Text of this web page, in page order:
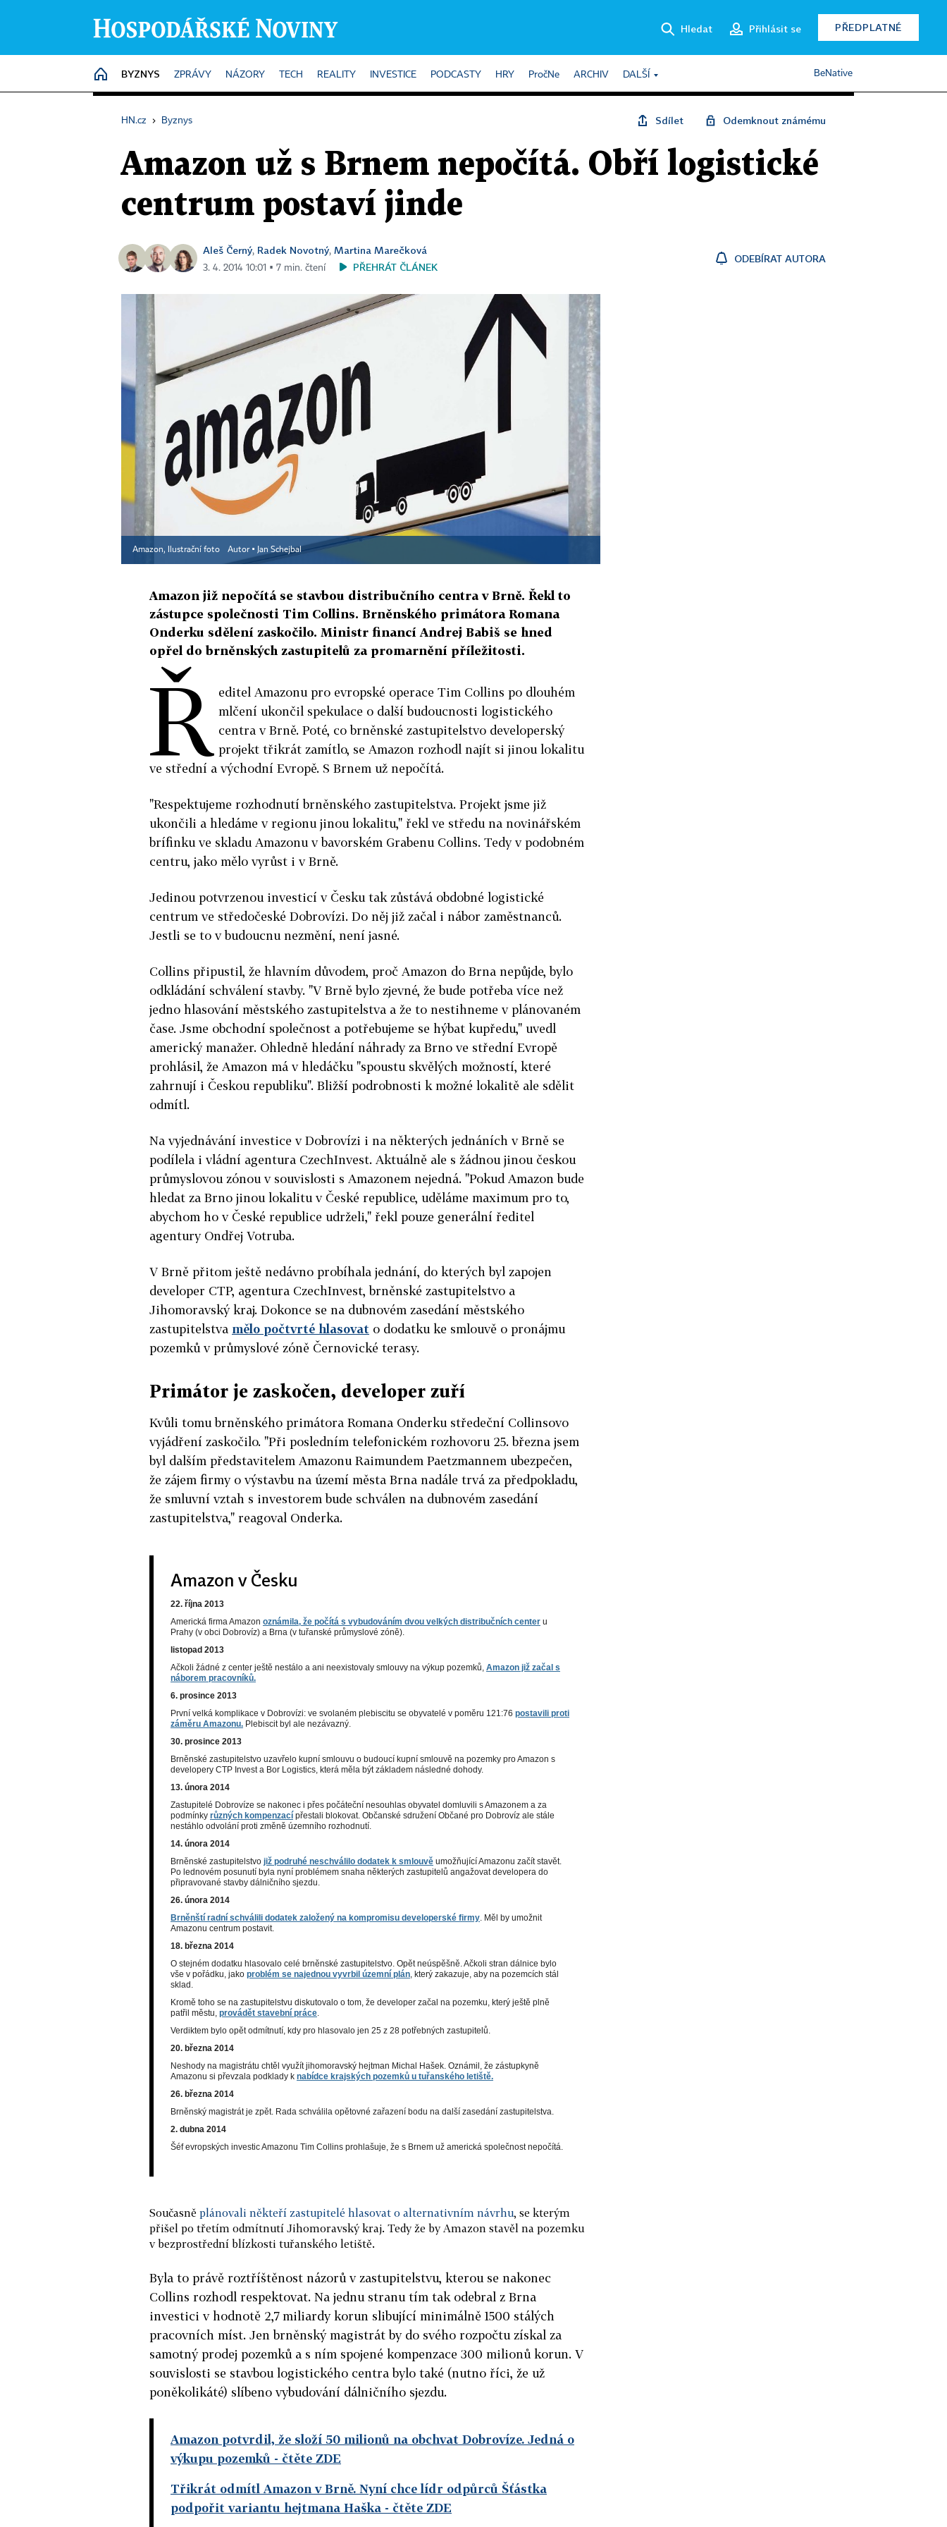
Hledat Přihlásit se PŘEDPLATNÉ
HOME
BYZNYS ZPRÁVY NÁZORY TECH REALITY INVESTICE PODCASTY HRY PročNe ARCHIV DALŠÍ BeNative
HN.cz › Byznys Sdílet Odemknout známému
Amazon už s Brnem nepočítá. Obří logistické
centrum postaví jinde
Aleš Černý, Radek Novotný, Martina Marečková
3. 4. 2014 10:01 ▪ 7 min. čtení PŘEHRÁT ČLÁNEK
ODEBÍRAT AUTORA
Amazon, Ilustrační foto Autor ▪ Jan Schejbal
Amazon již nepočítá se stavbou distribučního centra v Brně. Řekl to
zástupce společnosti Tim Collins. Brněnského primátora Romana
Onderku sdělení zaskočilo. Ministr financí Andrej Babiš se hned
opřel do brněnských zastupitelů za promarnění příležitosti.
Ř editel Amazonu pro evropské operace Tim Collins po dlouhém
mlčení ukončil spekulace o další budoucnosti logistického
centra v Brně. Poté, co brněnské zastupitelstvo developerský
projekt třikrát zamítlo, se Amazon rozhodl najít si jinou lokalitu
ve střední a východní Evropě. S Brnem už nepočítá.
"Respektujeme rozhodnutí brněnského zastupitelstva. Projekt jsme již
ukončili a hledáme v regionu jinou lokalitu," řekl ve středu na novinářském
brífinku ve skladu Amazonu v bavorském Grabenu Collins. Tedy v podobném
centru, jako mělo vyrůst i v Brně.
Jedinou potvrzenou investicí v Česku tak zůstává obdobné logistické
centrum ve středočeské Dobrovízi. Do něj již začal i nábor zaměstnanců.
Jestli se to v budoucnu nezmění, není jasné.
Collins připustil, že hlavním důvodem, proč Amazon do Brna nepůjde, bylo
odkládání schválení stavby. "V Brně bylo zjevné, že bude potřeba více než
jedno hlasování městského zastupitelstva a že to nestihneme v plánovaném
čase. Jsme obchodní společnost a potřebujeme se hýbat kupředu," uvedl
americký manažer. Ohledně hledání náhrady za Brno ve střední Evropě
prohlásil, že Amazon má v hledáčku "spoustu skvělých možností, které
zahrnují i Českou republiku". Bližší podrobnosti k možné lokalitě ale sdělit
odmítl.
Na vyjednávání investice v Dobrovízi i na některých jednáních v Brně se
podílela i vládní agentura CzechInvest. Aktuálně ale s žádnou jinou českou
průmyslovou zónou v souvislosti s Amazonem nejedná. "Pokud Amazon bude
hledat za Brno jinou lokalitu v České republice, uděláme maximum pro to,
abychom ho v České republice udrželi," řekl pouze generální ředitel
agentury Ondřej Votruba.
V Brně přitom ještě nedávno probíhala jednání, do kterých byl zapojen
developer CTP, agentura CzechInvest, brněnské zastupitelstvo a
Jihomoravský kraj. Dokonce se na dubnovém zasedání městského
zastupitelstva mělo počtvrté hlasovat o dodatku ke smlouvě o pronájmu
pozemků v průmyslové zóně Černovické terasy.
Primátor je zaskočen, developer zuří
Kvůli tomu brněnského primátora Romana Onderku středeční Collinsovo
vyjádření zaskočilo. "Při posledním telefonickém rozhovoru 25. března jsem
byl dalším představitelem Amazonu Raimundem Paetzmannem ubezpečen,
že zájem firmy o výstavbu na území města Brna nadále trvá za předpokladu,
že smluvní vztah s investorem bude schválen na dubnovém zasedání
zastupitelstva," reagoval Onderka.
Amazon v Česku
22. října 2013
Americká firma Amazon oznámila, že počítá s vybudováním dvou velkých distribučních center u
Prahy (v obci Dobrovíz) a Brna (v tuřanské průmyslové zóně).
listopad 2013
Ačkoli žádné z center ještě nestálo a ani neexistovaly smlouvy na výkup pozemků, Amazon již začal s
náborem pracovníků.
6. prosince 2013
První velká komplikace v Dobrovízi: ve svolaném plebiscitu se obyvatelé v poměru 121:76 postavili proti
záměru Amazonu. Plebiscit byl ale nezávazný.
30. prosince 2013
Brněnské zastupitelstvo uzavřelo kupní smlouvu o budoucí kupní smlouvě na pozemky pro Amazon s
developery CTP Invest a Bor Logistics, která měla být základem následné dohody.
13. února 2014
Zastupitelé Dobrovíze se nakonec i přes počáteční nesouhlas obyvatel domluvili s Amazonem a za
podmínky různých kompenzací přestali blokovat. Občanské sdružení Občané pro Dobrovíz ale stále
nestáhlo odvolání proti změně územního rozhodnutí.
14. února 2014
Brněnské zastupitelstvo již podruhé neschválilo dodatek k smlouvě umožňující Amazonu začít stavět.
Po lednovém posunutí byla nyní problémem snaha některých zastupitelů angažovat developera do
připravované stavby dálničního sjezdu.
26. února 2014
Brněnští radní schválili dodatek založený na kompromisu developerské firmy . Měl by umožnit
Amazonu centrum postavit.
18. března 2014
O stejném dodatku hlasovalo celé brněnské zastupitelstvo. Opět neúspěšně. Ačkoli stran dálnice bylo
vše v pořádku, jako problém se najednou vyvrbil územní plán , který zakazuje, aby na pozemcích stál
sklad.
Kromě toho se na zastupitelstvu diskutovalo o tom, že developer začal na pozemku, který ještě plně
patřil městu, provádět stavební práce
Verdiktem bylo opět odmítnutí, kdy pro hlasovalo jen 25 z 28 potřebných zastupitelů.
20. března 2014
Neshody na magistrátu chtěl využít jihomoravský hejtman Michal Hašek. Oznámil, že zástupkyně
Amazonu si převzala podklady k nabídce krajských pozemků u tuřanského letiště.
26. března 2014
Brněnský magistrát je zpět. Rada schválila opětovné zařazení bodu na další zasedání zastupitelstva.
2. dubna 2014
Šéf evropských investic Amazonu Tim Collins prohlašuje, že s Brnem už americká společnost nepočítá.
Současně plánovali někteří zastupitelé hlasovat o alternativním návrhu , se kterým
přišel po třetím odmítnutí Jihomoravský kraj. Tedy že by Amazon stavěl na pozemku
v bezprostřední blízkosti tuřanského letiště.
Byla to právě roztříštěnost názorů v zastupitelstvu, kterou se nakonec
Collins rozhodl respektovat. Na jednu stranu tím tak odebral z Brna
investici v hodnotě 2,7 miliardy korun slibující minimálně 1500 stálých
pracovních míst. Jen brněnský magistrát by do svého rozpočtu získal za
samotný prodej pozemků a s ním spojené kompenzace 300 milionů korun. V
souvislosti se stavbou logistického centra bylo také (nutno říci, že už
poněkolikáté) slíbeno vybudování dálničního sjezdu.
Amazon potvrdil, že složí 50 milionů na obchvat Dobrovíze. Jedná o
výkupu pozemků - čtěte ZDE
Třikrát odmítl Amazon v Brně. Nyní chce lídr odpůrců Šťástka
podpořit variantu hejtmana Haška - čtěte ZDE